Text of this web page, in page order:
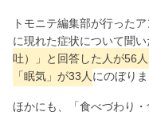
トモニテ編集部が行った
に現れた症状について聞い
吐）」と回答した人が56
「眠気」が33人 にのぼりま
ほかにも、「食べづわり